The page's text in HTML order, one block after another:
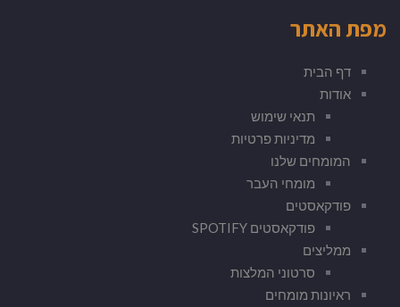
מפת האתר
דף הבית
אודות
תנאי שימוש
מדיניות פרטיות
המומחים שלנו
מומחי העבר
פודקאסטים
פודקאסטים SPOTIFY
ממליצים
סרטוני המלצות
ראיונות מומחים